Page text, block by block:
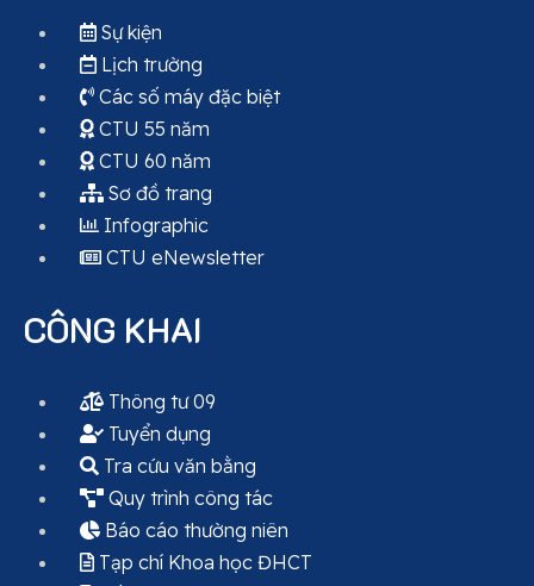
Sự kiện
Lịch trường
Các số máy đặc biệt
CTU 55 năm
CTU 60 năm
Sơ đồ trang
Infographic
CTU eNewsletter
CÔNG KHAI
Thông tư 09
Tuyển dụng
Tra cứu văn bằng
Quy trình công tác
Báo cáo thường niên
Tạp chí Khoa học ĐHCT